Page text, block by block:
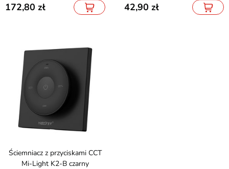
172,80 42,90
Ściemniacz z przyciskami CCT
Mi-Light K2-B czarny